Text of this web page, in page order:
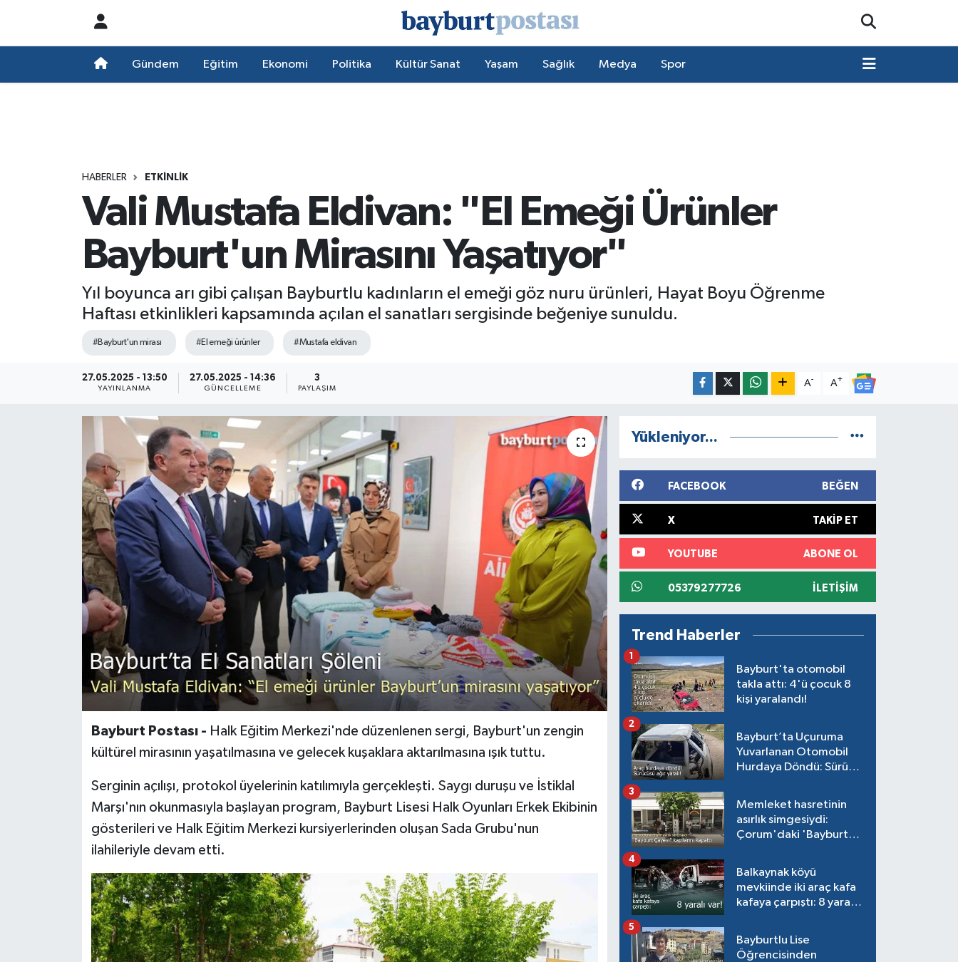
Gündem Eğitim Ekonomi Politika Kültür Sanat Yaşam Sağlık Medya Spor
HABERLER ETKINLIK
Vali Mustafa Eldivan: "El Emeği Ürünler
Bayburt'un Mirasını Yaşatıyor"
Yıl boyunca arı gibi çalışan Bayburtlu kadınların el emeği göz nuru ürünleri, Hayat Boyu Öğrenme
Haftası etkinlikleri kapsamında açılan el sanatları sergisinde beğeniye sunuldu.
#Bayburt'un mirası #El emeği ürünler #Mustafa eldivan
27.05.2025 - 13:50
YAYINLANMA
27.05.2025 - 14:36
GÜNCELLEME
3
PAYLAŞIM
A- A+
Bayburt Postası - Halk Eğitim Merkezi'nde düzenlenen sergi, Bayburt'un zengin
kültürel mirasının yaşatılmasına ve gelecek kuşaklara aktarılmasına ışık tuttu.
Serginin açılışı, protokol üyelerinin katılımıyla gerçekleşti. Saygı duruşu ve İstiklal
Marşı'nın okunmasıyla başlayan program, Bayburt Lisesi Halk Oyunları Erkek Ekibinin
gösterileri ve Halk Eğitim Merkezi kursiyerlerinden oluşan Sada Grubu'nun
ilahileriyle devam etti.
Yükleniyor...
FACEBOOK BEĞEN
X TAKIP ET
YOUTUBE ABONE OL
05379277726 İLETIŞIM
Trend Haberler
Bayburt'ta otomobil
takla attı: 4'ü çocuk 8
kişi yaralandı!
1
Bayburt’ta Uçuruma
Yuvarlanan Otomobil
Hurdaya Döndü: Sürücü
2
Memleket hasretinin
asırlık simgesiydi:
Çorum'daki 'Bayburt
3
Balkaynak köyü
mevkiinde iki araç kafa
kafaya çarpıştı: 8 yaralı
4
Bayburtlu Lise
Öğrencisinden
5
Süper Lig Puan Durumu ve Fikstür
Son Dakika Haberleri
Haber Arşivi